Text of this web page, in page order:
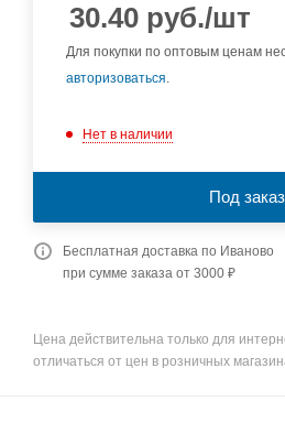
30.40 руб./шт
Для покупки по оптовым ценам
авторизоваться.
Нет в наличии
Под заказ
Бесплатная доставка по Иваново
при сумме заказа от 3000 ₽
Цена действительна только для
отличаться от цен в розничных